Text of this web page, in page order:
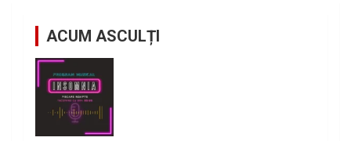
ACUM ASCULȚI